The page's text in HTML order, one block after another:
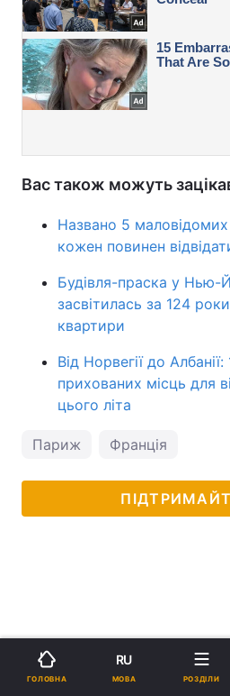
Вас також можуть
Названо 5 маловідомих
кожен повинен
Будівля-праска у Нью-
засвітилась за 124
квартири
Від Норвегії до
прихованих місць для
цього літа
Париж Франція
ГОЛОВНА
RU
МОВА РОЗДІЛИ